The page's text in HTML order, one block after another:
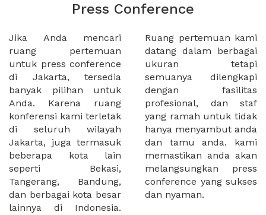
Press Conference
Jika Anda mencari
ruang pertemuan
untuk press conference
di Jakarta, tersedia
banyak pilihan untuk
Anda. Karena ruang
konferensi kami terletak
di seluruh wilayah
Jakarta, juga termasuk
beberapa kota lain
seperti Bekasi,
Tangerang, Bandung,
dan berbagai kota besar
lainnya di Indonesia.
Ruang pertemuan kami
datang dalam berbagai
ukuran tetapi
semuanya dilengkapi
dengan fasilitas
profesional, dan staf
yang ramah untuk tidak
hanya menyambut anda
dan tamu anda. kami
memastikan anda akan
melangsungkan press
conference yang sukses
dan nyaman.